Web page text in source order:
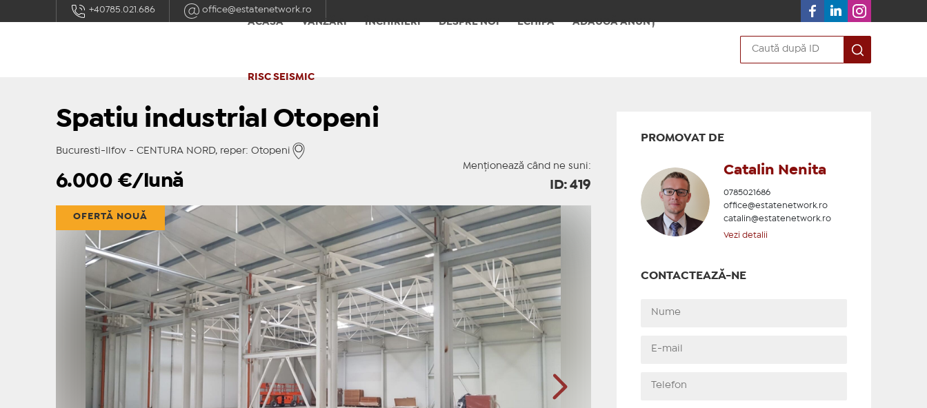
+40785.021.686
office@estatenetwork.ro
ACASĂ
VÂNZĂRI ÎNCHIRIERI DESPRE NOI ECHIPA ADAUGĂ ANUNȚ
RISC SEISMIC
Spatiu industrial Otopeni
Bucuresti-Ilfov - CENTURA NORD, reper: Otopeni
Menționează când ne suni:
6.000 €/lună ID: 419
OFERTĂ NOUĂ
PROMOVAT DE
Catalin Nenita
0785021686
office@estatenetwork.ro
catalin@estatenetwork.ro
Vezi detalii
CONTACTEAZĂ-NE